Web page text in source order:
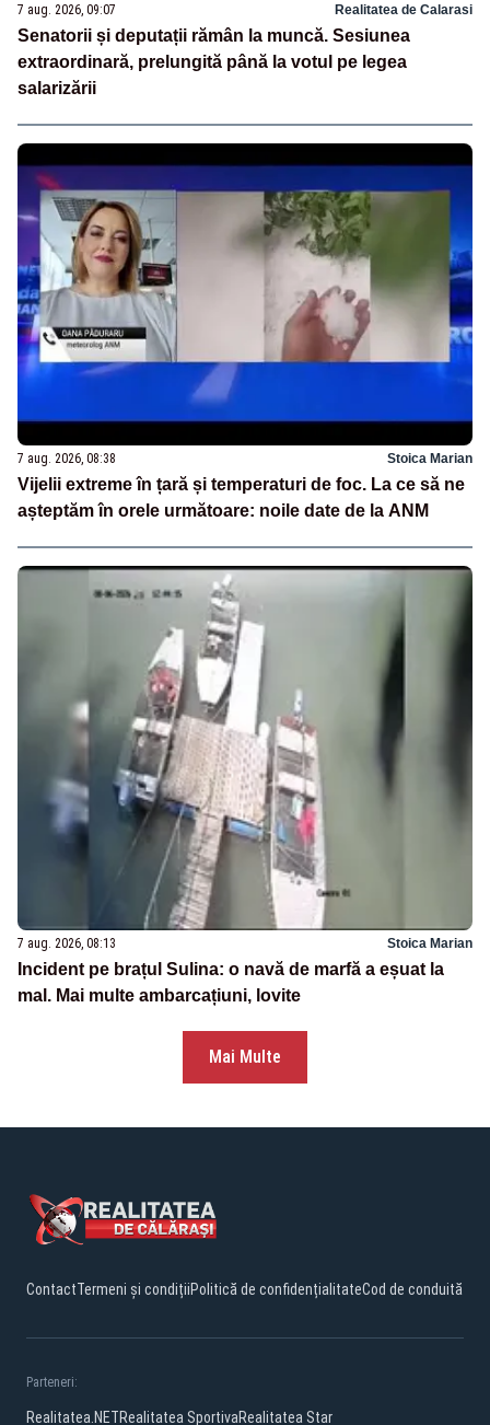
7 aug. 2026, 09:07 Realitatea de Calarasi
Senatorii și deputații rămân la muncă. Sesiunea
extraordinară, prelungită până la votul pe legea
salarizării
7 aug. 2026, 08:38 Stoica Marian
Vijelii extreme în țară și temperaturi de foc. La ce să ne
așteptăm în orele următoare: noile date de la ANM
7 aug. 2026, 08:13 Stoica Marian
Incident pe brațul Sulina: o navă de marfă a eșuat la
mal. Mai multe ambarcațiuni, lovite
Mai Multe
ContactTermeni și condițiiPolitică de confidențialitateCod de conduită
Parteneri:
Realitatea.NETRealitatea SportivaRealitatea Star